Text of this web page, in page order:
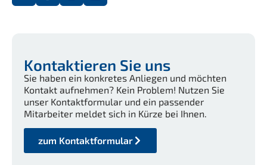
Kontaktieren Sie uns
Sie haben ein konkretes Anliegen und möchten
Kontakt aufnehmen? Kein Problem! Nutzen Sie
unser Kontaktformular und ein passender
Mitarbeiter meldet sich in Kürze bei Ihnen.
zum Kontaktformular